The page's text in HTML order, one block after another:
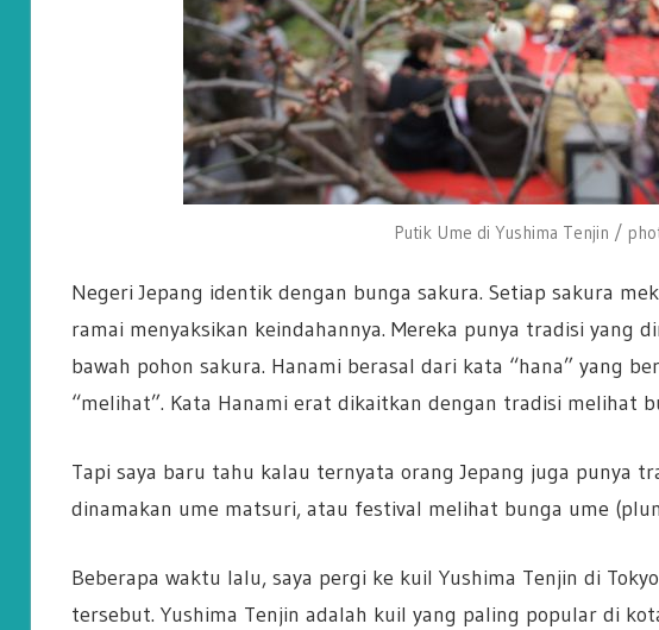
Putik Ume di Yushima Tenjin /
Negeri Jepang identik dengan bunga sakura. Setiap sakura
ramai menyaksikan keindahannya. Mereka punya tradisi yang
bawah pohon sakura. Hanami berasal dari kata “hana” yang
“melihat”. Kata Hanami erat dikaitkan dengan tradisi melihat
Tapi saya baru tahu kalau ternyata orang Jepang juga punya
dinamakan ume matsuri, atau festival melihat bunga ume
Beberapa waktu lalu, saya pergi ke kuil Yushima Tenjin di
tersebut. Yushima Tenjin adalah kuil yang paling popular di